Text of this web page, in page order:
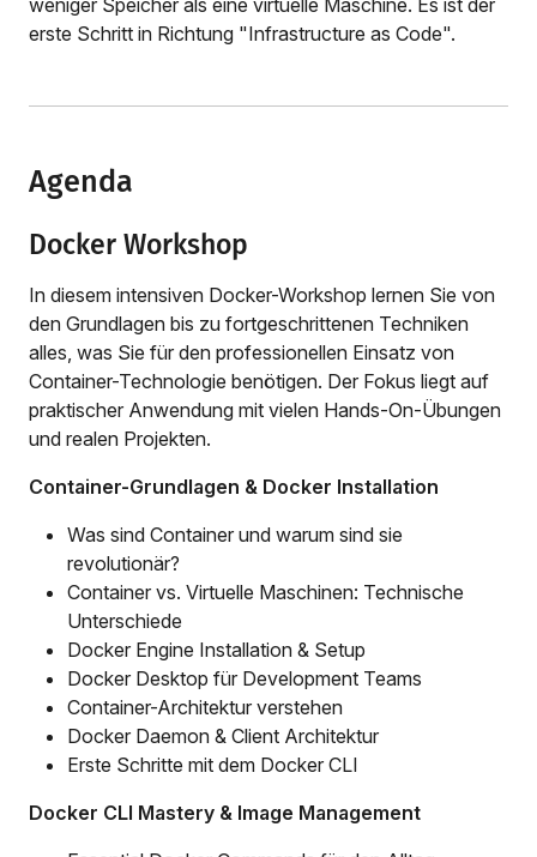
erste Schritt in Richtung "Infrastructure as Code".
Agenda
Docker Workshop
In diesem intensiven Docker-Workshop lernen Sie von
den Grundlagen bis zu fortgeschrittenen Techniken
alles, was Sie für den professionellen Einsatz von
Container-Technologie benötigen. Der Fokus liegt auf
praktischer Anwendung mit vielen Hands-On-Übungen
und realen Projekten.
Container-Grundlagen & Docker Installation
Was sind Container und warum sind sie
revolutionär?
Container vs. Virtuelle Maschinen: Technische
Unterschiede
Docker Engine Installation & Setup
Docker Desktop für Development Teams
Container-Architektur verstehen
Docker Daemon & Client Architektur
Erste Schritte mit dem Docker CLI
Docker CLI Mastery & Image Management